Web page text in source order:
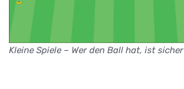
Kleine Spiele – Wer den Ball hat, ist sicher